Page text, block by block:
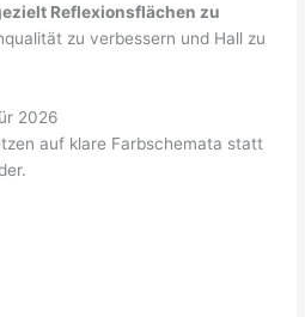
Reflexionsflächen zu
zu verbessern und Hall zu
2026
auf klare Farbschemata statt